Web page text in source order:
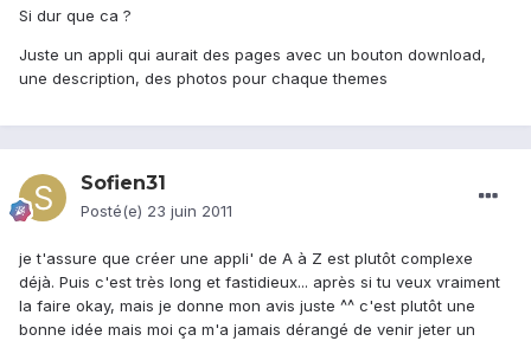
Si dur que ca ?
Juste un appli qui aurait des pages avec un bouton download,
une description, des photos pour chaque themes
Sofien31
Posté(e) 23 juin 2011
je t'assure que créer une appli' de A à Z est plutôt complexe
déjà. Puis c'est très long et fastidieux... après si tu veux vraiment
la faire okay, mais je donne mon avis juste ^^ c'est plutôt une
bonne idée mais moi ça m'a jamais dérangé de venir jeter un